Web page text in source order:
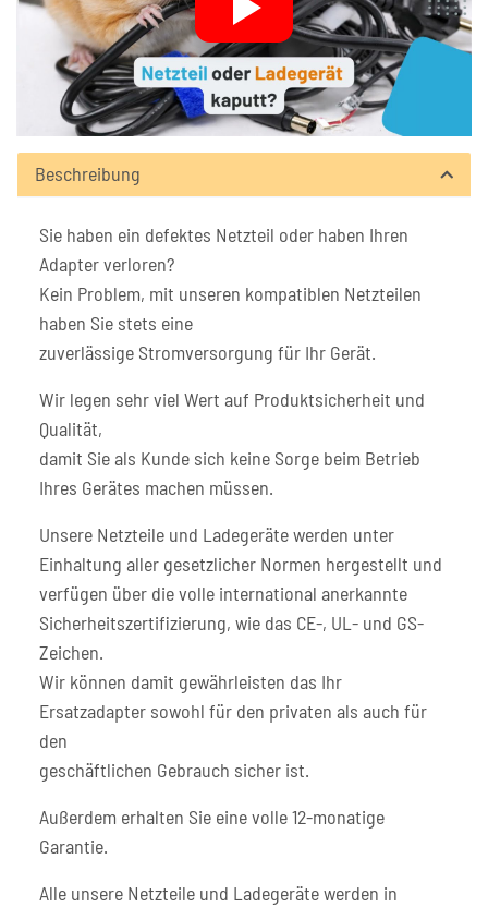
Beschreibung
Sie haben ein defektes Netzteil oder haben Ihren
Adapter verloren?
Kein Problem, mit unseren kompatiblen Netzteilen
haben Sie stets eine
zuverlässige Stromversorgung für Ihr Gerät.
Wir legen sehr viel Wert auf Produktsicherheit und
Qualität,
damit Sie als Kunde sich keine Sorge beim Betrieb
Ihres Gerätes machen müssen.
Unsere Netzteile und Ladegeräte werden unter
Einhaltung aller gesetzlicher Normen hergestellt und
verfügen über die volle international anerkannte
Sicherheitszertifizierung, wie das CE-, UL- und GS-
Zeichen.
Wir können damit gewährleisten das Ihr
Ersatzadapter sowohl für den privaten als auch für
den
geschäftlichen Gebrauch sicher ist.
Außerdem erhalten Sie eine volle 12-monatige
Garantie.
Alle unsere Netzteile und Ladegeräte werden in